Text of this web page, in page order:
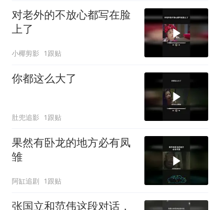
对老外的不放心都写在脸
上了
小椰剪影 1跟贴
你都这么大了
肚兜追影 1跟贴
果然有卧龙的地方必有凤
雏
阿缸追剧 1跟贴
张国立和范伟这段对话，